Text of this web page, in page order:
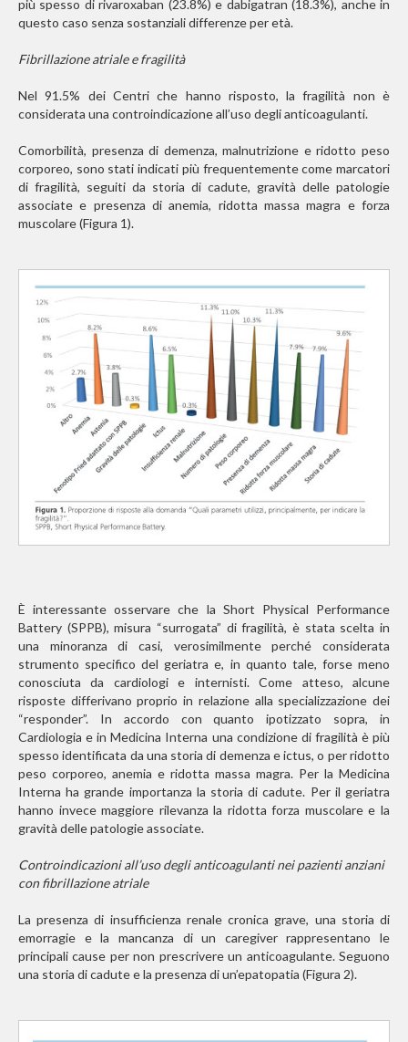
più spesso di rivaroxaban (23.8%) e dabigatran (18.3%), anche in
questo caso senza sostanziali differenze per età.
Fibrillazione atriale e fragilità
Nel 91.5% dei Centri che hanno risposto, la fragilità non è
considerata una controindicazione all’uso degli anticoagulanti.
Comorbilità, presenza di demenza, malnutrizione e ridotto peso
corporeo, sono stati indicati più frequentemente come marcatori
di fragilità, seguiti da storia di cadute, gravità delle patologie
associate e presenza di anemia, ridotta massa magra e forza
muscolare (Figura 1).
È interessante osservare che la Short Physical Performance
Battery (SPPB), misura “surrogata” di fragilità, è stata scelta in
una minoranza di casi, verosimilmente perché considerata
strumento specifico del geriatra e, in quanto tale, forse meno
conosciuta da cardiologi e internisti. Come atteso, alcune
risposte differivano proprio in relazione alla specializzazione dei
“responder”. In accordo con quanto ipotizzato sopra, in
Cardiologia e in Medicina Interna una condizione di fragilità è più
spesso identificata da una storia di demenza e ictus, o per ridotto
peso corporeo, anemia e ridotta massa magra. Per la Medicina
Interna ha grande importanza la storia di cadute. Per il geriatra
hanno invece maggiore rilevanza la ridotta forza muscolare e la
gravità delle patologie associate.
Controindicazioni all’uso degli anticoagulanti nei pazienti anziani
con fibrillazione atriale
La presenza di insufficienza renale cronica grave, una storia di
emorragie e la mancanza di un caregiver rappresentano le
principali cause per non prescrivere un anticoagulante. Seguono
una storia di cadute e la presenza di un’epatopatia (Figura 2).